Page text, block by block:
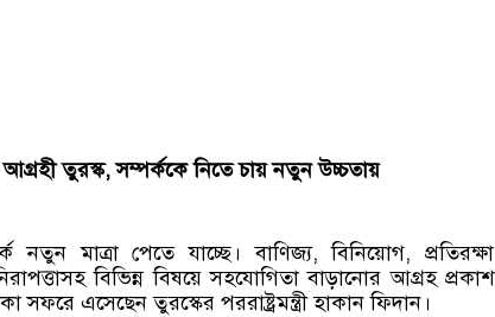
আগ্রহী তুরস্ক, সম্পর্ককে নিতে চায় নতুন উচ্চতায়
নতুন মাত্রা পেতে যাচ্ছে। বাণিজ্য, বিনিয়োগ, প্রতিরক্ষা
বিভিন্ন বিষয়ে সহযোগিতা বাড়ানোর আগ্রহ প্রকাশ
সফরে এসেছেন তুরস্কের পররাষ্ট্রমন্ত্রী হাকান ফিদান।